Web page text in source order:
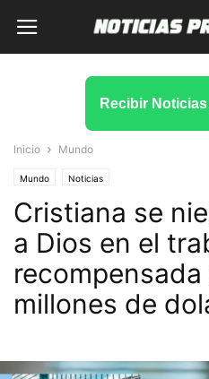
Recibir
Inicio Mundo
Mundo Noticias
Cristiana se
a Dios en el
recompensada
millones de